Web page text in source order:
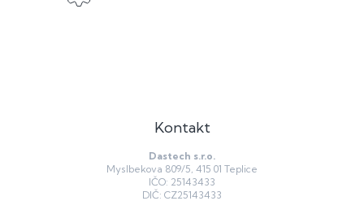
Kontakt
Dastech s.r.o.
Myslbekova 809/5, 415 01 Teplice
IČO: 25143433
DIČ: CZ25143433